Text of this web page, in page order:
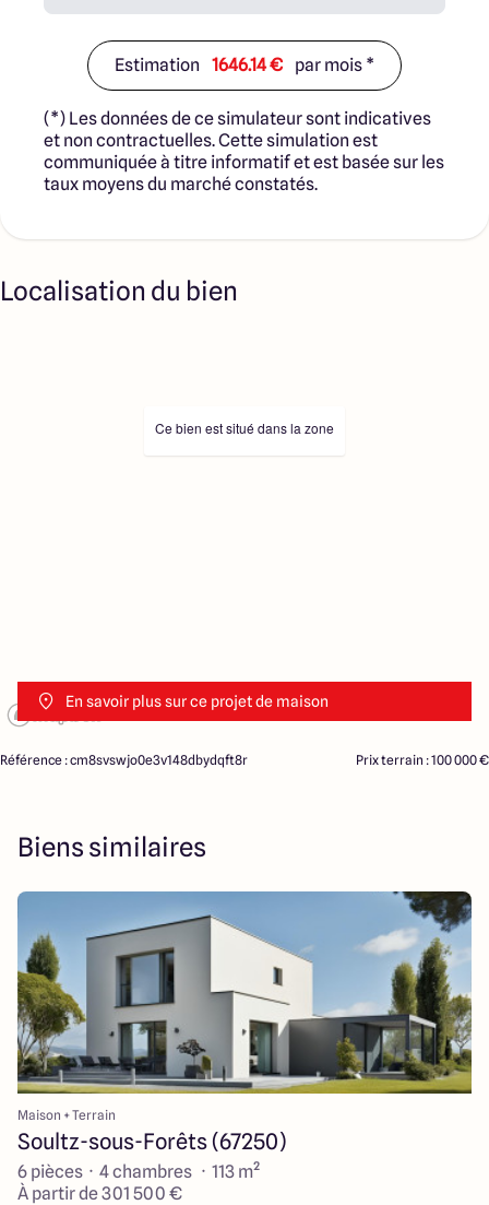
Estimation 1646.14 € par mois *
(*) Les données de ce simulateur sont indicatives
et non contractuelles. Cette simulation est
communiquée à titre informatif et est basée sur les
taux moyens du marché constatés.
Localisation du bien
En savoir plus sur ce projet de maison
Ce bien est situé dans la zone
Référence : cm8svswjo0e3v148dbydqft8r Prix terrain : 100 000 €
Biens similaires
Maison + Terrain
Soultz-sous-Forêts (67250)
6 pièces · 4 chambres · 113 m²
À partir de 301 500 €